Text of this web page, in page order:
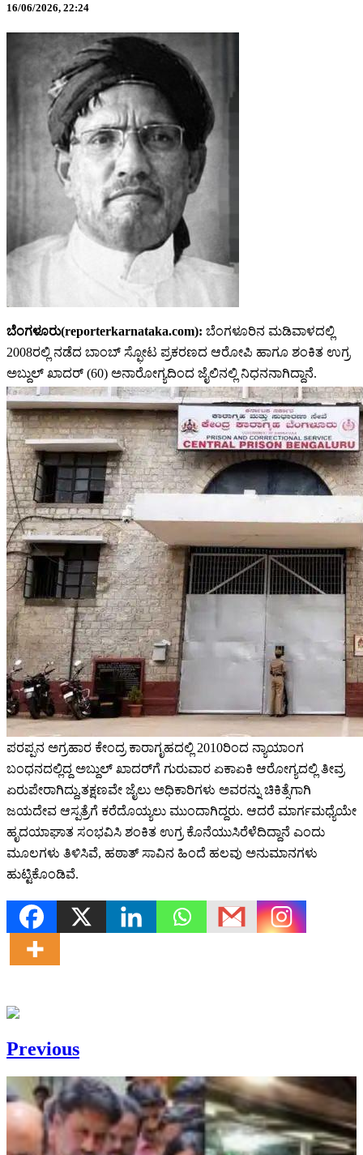
16/06/2026, 22:24
ಬೆಂಗಳೂರು(reporterkarnataka.com): ಬೆಂಗಳೂರಿನ ಮಡಿವಾಳದಲ್ಲಿ
2008ರಲ್ಲಿ ನಡೆದ ಬಾಂಬ್ ಸ್ಫೋಟ ಪ್ರಕರಣದ ಆರೋಪಿ ಹಾಗೂ ಶಂಕಿತ ಉಗ್ರ
ಅಬ್ದುಲ್ ಖಾದರ್ (60) ಅನಾರೋಗ್ಯದಿಂದ ಜೈಲಿನಲ್ಲಿ ನಿಧನನಾಗಿದ್ದಾನೆ.
ಪರಪ್ಪನ ಅಗ್ರಹಾರ ಕೇಂದ್ರ ಕಾರಾಗೃಹದಲ್ಲಿ 2010ರಿಂದ ನ್ಯಾಯಾಂಗ
ಬಂಧನದಲ್ಲಿದ್ದ ಅಬ್ದುಲ್ ಖಾದರ್‌ಗೆ ಗುರುವಾರ ಏಕಾಏಕಿ ಆರೋಗ್ಯದಲ್ಲಿ ತೀವ್ರ
ಏರುಪೇರಾಗಿದ್ದು,ತಕ್ಷಣವೇ ಜೈಲು ಅಧಿಕಾರಿಗಳು ಅವರನ್ನು ಚಿಕಿತ್ಸೆಗಾಗಿ
ಜಯದೇವ ಆಸ್ಪತ್ರೆಗೆ ಕರೆದೊಯ್ಯಲು ಮುಂದಾಗಿದ್ದರು. ಆದರೆ ಮಾರ್ಗಮಧ್ಯೆಯೇ
ಹೃದಯಾಘಾತ ಸಂಭವಿಸಿ ಶಂಕಿತ ಉಗ್ರ ಕೊನೆಯುಸಿರೆಳೆದಿದ್ದಾನೆ ಎಂದು
ಮೂಲಗಳು ತಿಳಿಸಿವೆ, ಹಠಾತ್ ಸಾವಿನ ಹಿಂದೆ ಹಲವು ಅನುಮಾನಗಳು
ಹುಟ್ಟಿಕೊಂಡಿವೆ.
Previous